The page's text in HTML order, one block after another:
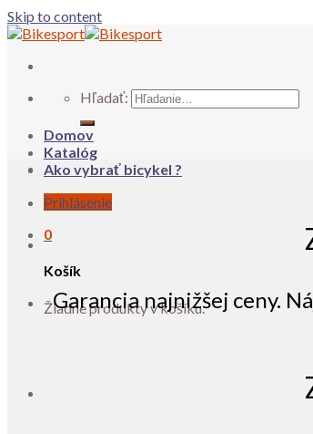
Skip to content
Hľadať:
Domov
Katalóg
Ako vybrať bicykel ?
Prihlásenie
0
Košík
Žiadne produkty v košíku.
Garancia najnižšej ceny.